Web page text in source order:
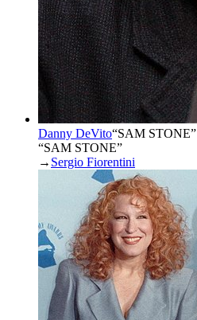
Danny DeVito“SAM STONE”
“SAM STONE”
→ Sergio Fiorentini